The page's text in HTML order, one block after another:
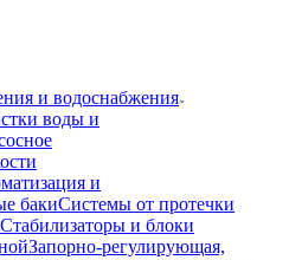
и водоснабжения
воды и
и
бакиСистемы от протечки
Стабилизаторы и блоки
Запорно-регулирующая,